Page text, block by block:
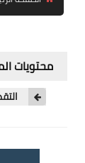
محتويات